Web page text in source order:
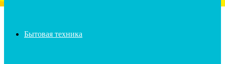
Бытовая техника